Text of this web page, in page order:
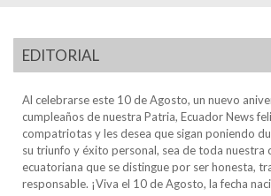
EDITORIAL
Al celebrarse este 10 de Agosto, un nuevo
cumpleaños de nuestra Patria, Ecuador News
compatriotas y les desea que sigan poniendo
su triunfo y éxito personal, sea de toda nuestra
ecuatoriana que se distingue por ser honesta,
responsable. ¡Viva el 10 de Agosto, la fecha